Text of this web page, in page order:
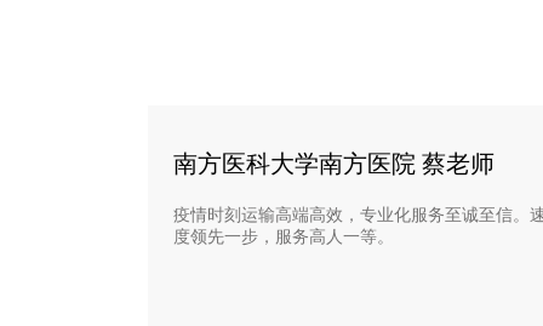
南方医科大学南方医院 蔡老师
疫情时刻运输高端高效，专业化服务至诚至信。
度领先一步，服务高人一等。